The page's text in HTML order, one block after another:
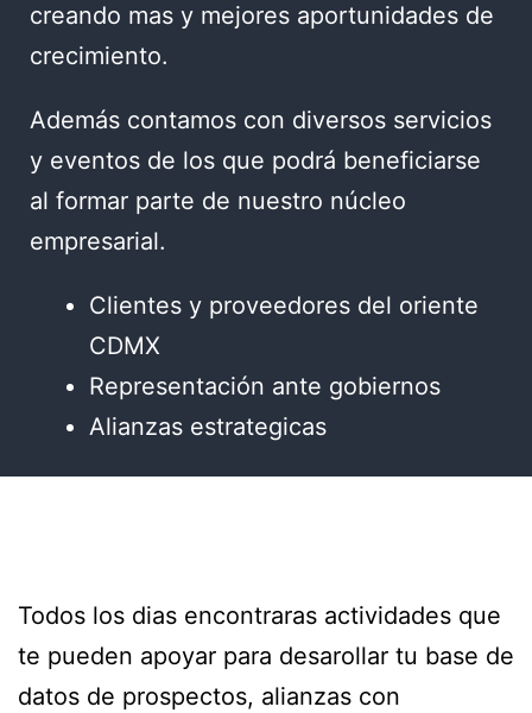
creando mas y mejores aportunidades de
crecimiento.
Además contamos con diversos servicios
y eventos de los que podrá beneficiarse
al formar parte de nuestro núcleo
empresarial.
Clientes y proveedores del oriente
CDMX
Representación ante gobiernos
Alianzas estrategicas
Todos los dias encontraras actividades que
te pueden apoyar para desarollar tu base de
datos de prospectos, alianzas con